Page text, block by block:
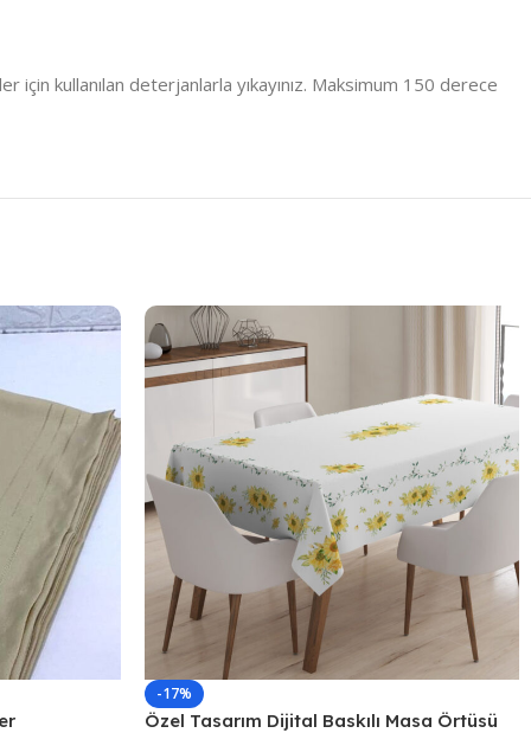
kullanılan deterjanlarla yıkayınız. Maksimum 150 derece
-17%
Özel Tasarım Dijital Baskılı Masa Örtüsü